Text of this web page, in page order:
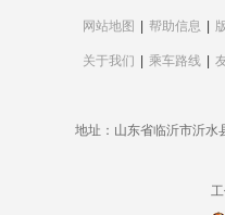
网站地图 帮助信息
关于我们 乘车路线
地址：山东省临沂市沂